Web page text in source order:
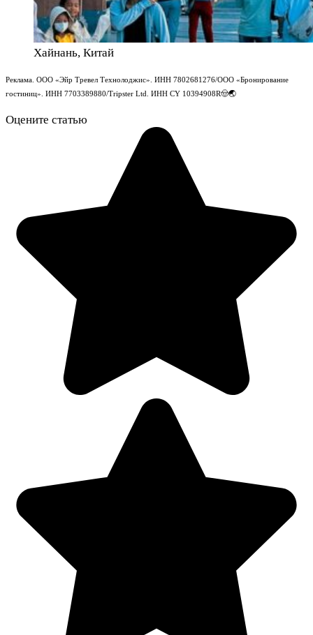
Хайнань, Китай
Реклама. ООО «Эйр Тревел Технолоджис». ИНН 7802681276/ООО «Бронирование
гостиниц». ИНН 7703389880/Tripster Ltd. ИНН CY 10394908R🤠🌏
Оцените статью